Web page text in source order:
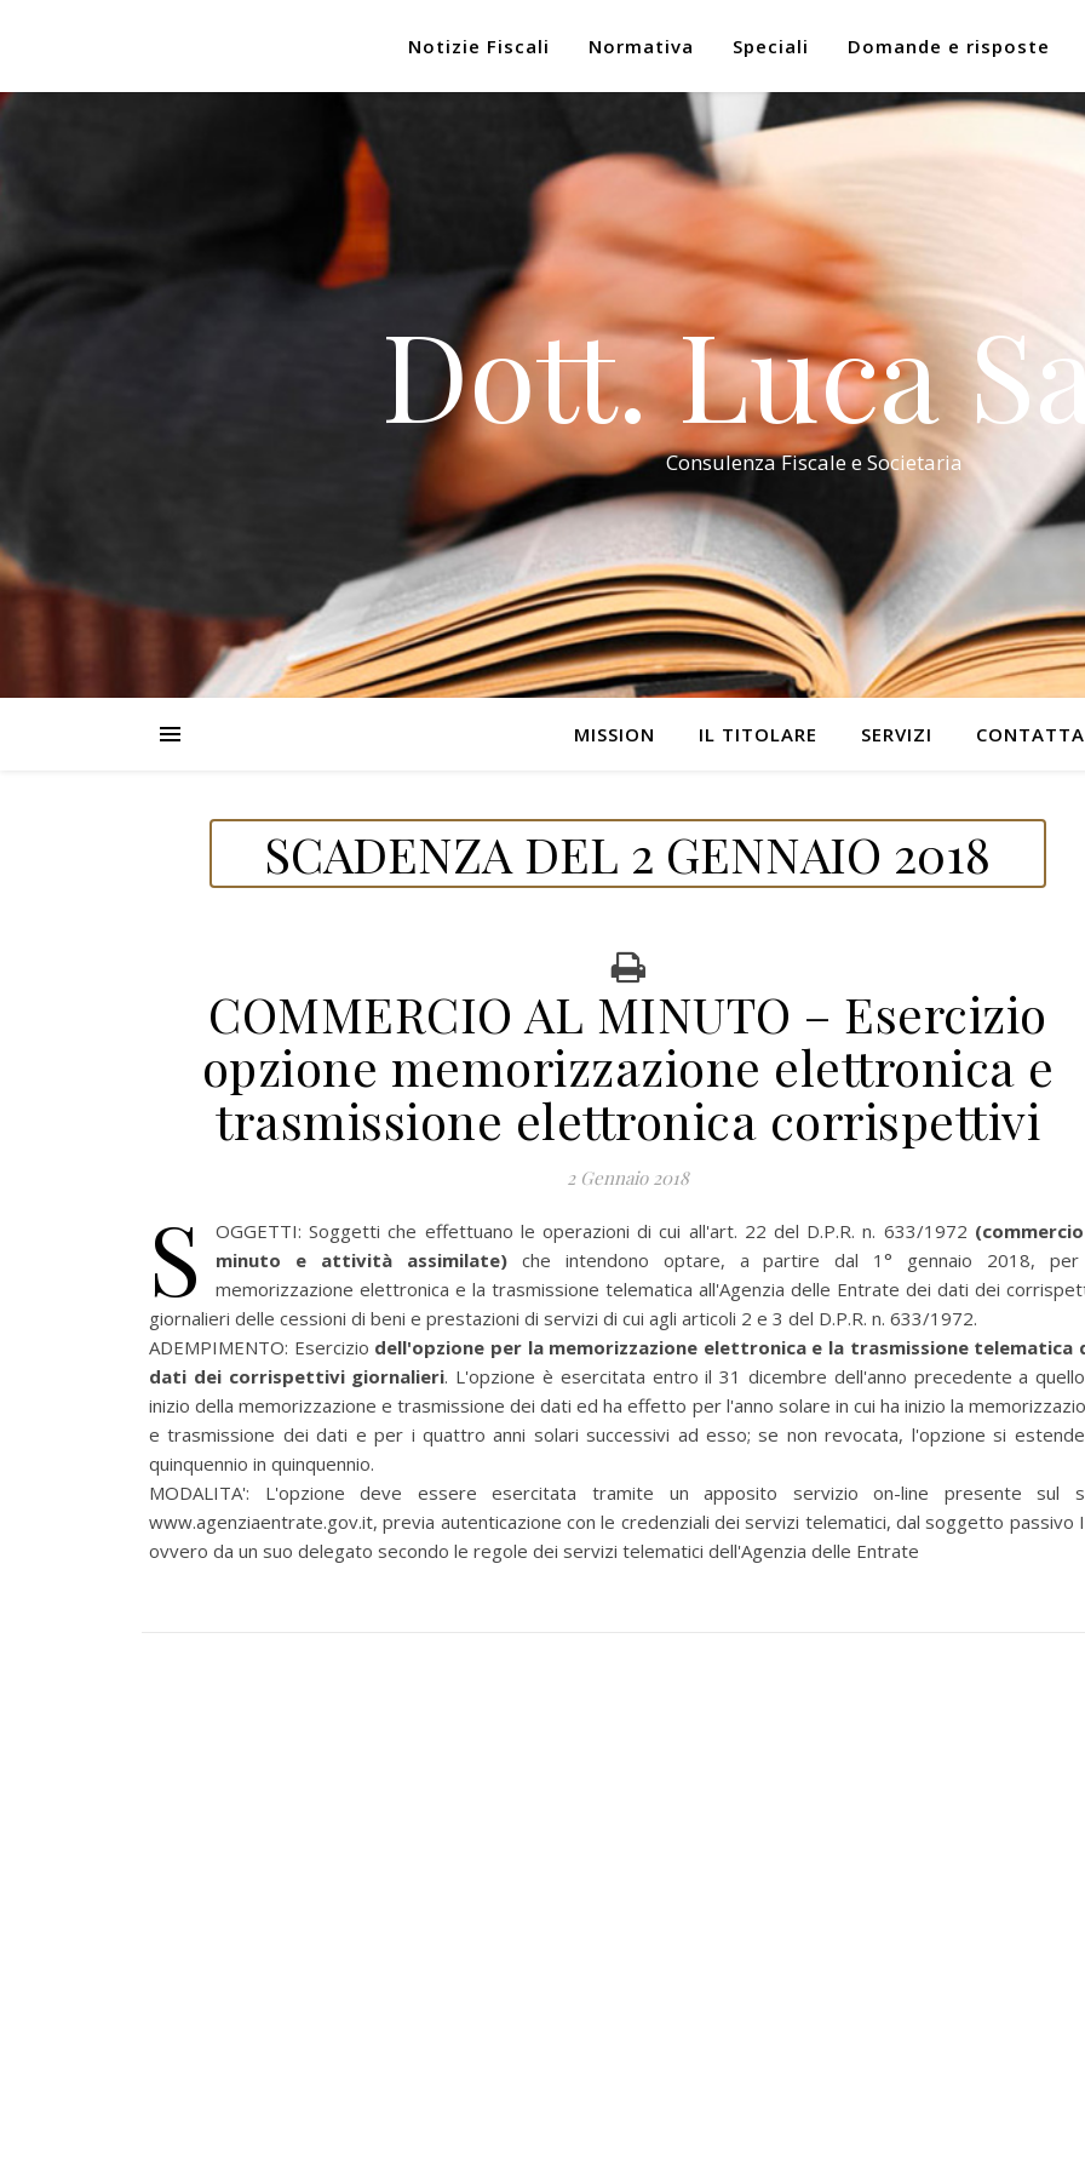
Notizie Fiscali Normativa Speciali Domande e risposte
Dott. Luca
Consulenza Fiscale e Societaria
MISSION IL TITOLARE SERVIZI
SCADENZA DEL 2 GENNAIO 2018
COMMERCIO AL MINUTO – Esercizio
opzione memorizzazione elettronica e
trasmissione elettronica corrispettivi
2 Gennaio 2018
S OGGETTI:Soggetti che effettuano le operazioni di cui all'art. 22 del D.P.R. n. 633/1972
minuto e attività assimilate) che intendono optare, a partire dal 1° gennaio 2018,
memorizzazione elettronica e la trasmissione telematica all'Agenzia delle Entrate dei dati dei
giornalieri delle cessioni di beni e prestazioni di servizi di cui agli articoli 2 e 3 del D.P.R. n. 633/1972.
ADEMPIMENTO: Esercizio dell'opzione per la memorizzazione elettronica e la trasmissione telematica
dati dei corrispettivi giornalieri. L'opzione è esercitata entro il 31 dicembre dell'anno precedente a
inizio della memorizzazione e trasmissione dei dati ed ha effetto per l'anno solare in cui ha inizio la
e trasmissione dei dati e per i quattro anni solari successivi ad esso; se non revocata, l'opzione si
quinquennio in quinquennio.
MODALITA': L'opzione deve essere esercitata tramite un apposito servizio on-line presente sul
www.agenziaentrate.gov.it, previa autenticazione con le credenziali dei servizi telematici, dal soggetto passivo
ovvero da un suo delegato secondo le regole dei servizi telematici dell'Agenzia delle Entrate